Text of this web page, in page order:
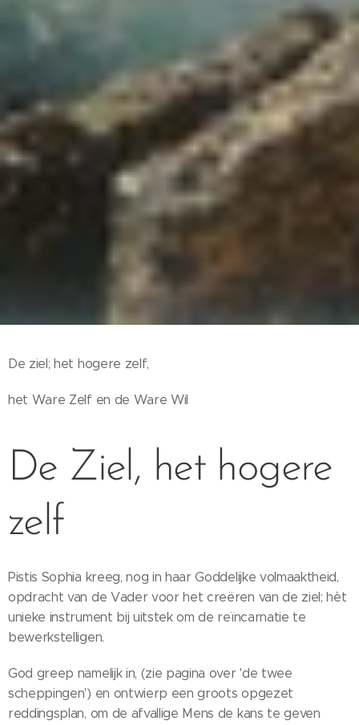
De ziel; het hogere zelf,
het Ware Zelf en de Ware Wil
De Ziel, het hogere
zelf
Pistis Sophia kreeg, nog in haar Goddelijke volmaaktheid,
opdracht van de Vader voor het creëren van de ziel; hèt
unieke instrument bij uitstek om de reïncarnatie te
bewerkstelligen.
God greep namelijk in, (zie pagina over 'de twee
scheppingen') en ontwierp een groots opgezet
reddingsplan, om de afvallige Mens de kans te geven